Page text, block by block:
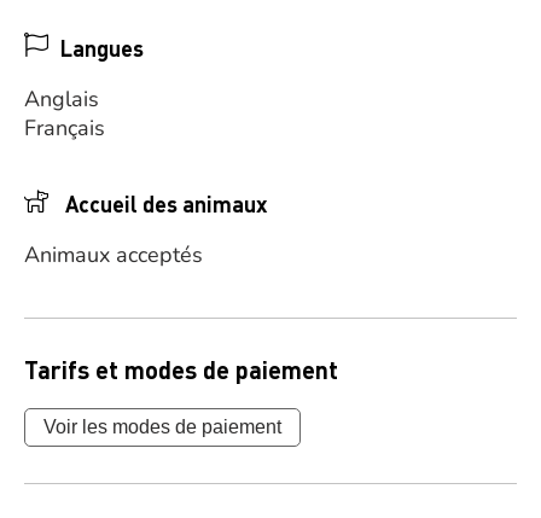
Langues
Anglais
Français
Accueil des animaux
Animaux acceptés
Tarifs et modes de paiement
Voir les modes de paiement